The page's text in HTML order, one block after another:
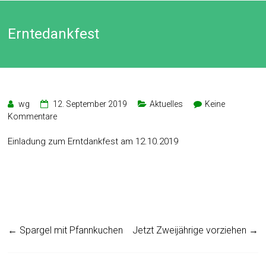
Erntedankfest
wg 12. September 2019 Aktuelles
Keine
Kommentare
Einladung zum Erntdankfest am 12.10.2019
← Spargel mit Pfannkuchen Jetzt Zweijährige vorziehen →